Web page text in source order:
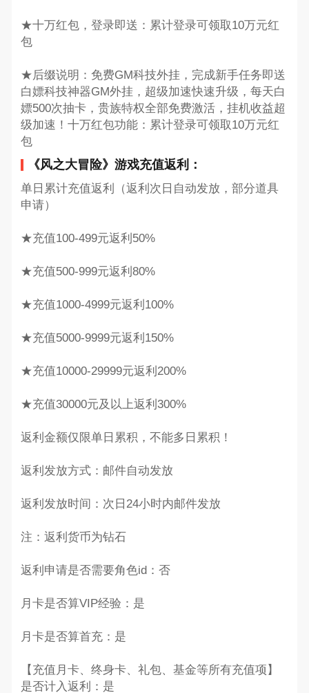
★十万红包，登录即送：累计登录可领取10万元红
包
★后缀说明：免费GM科技外挂，完成新手任务即送
白嫖科技神器GM外挂，超级加速快速升级，每天白
嫖500次抽卡，贵族特权全部免费激活，挂机收益超
级加速！十万红包功能：累计登录可领取10万元红
包
《风之大冒险》游戏充值返利：
单日累计充值返利（返利次日自动发放，部分道具
申请）
★充值100-499元返利50%
★充值500-999元返利80%
★充值1000-4999元返利100%
★充值5000-9999元返利150%
★充值10000-29999元返利200%
★充值30000元及以上返利300%
返利金额仅限单日累积，不能多日累积！
返利发放方式：邮件自动发放
返利发放时间：次日24小时内邮件发放
注：返利货币为钻石
返利申请是否需要角色id：否
月卡是否算VIP经验：是
月卡是否算首充：是
【充值月卡、终身卡、礼包、基金等所有充值项】
是否计入返利：是